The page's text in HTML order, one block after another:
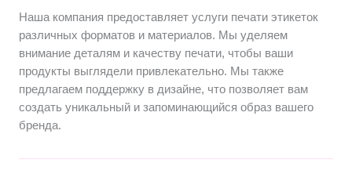
Наша компания предоставляет услуги печати этикеток
различных форматов и материалов. Мы уделяем
внимание деталям и качеству печати, чтобы ваши
продукты выглядели привлекательно. Мы также
предлагаем поддержку в дизайне, что позволяет вам
создать уникальный и запоминающийся образ вашего
бренда.